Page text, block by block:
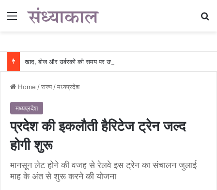
Menu
Home /राज्य /मध्यप्रदेश
मध्यप्रदेश
प्रदेश की इकलौती हैरिटेज ट्रेन जल्द
होगी शुरू
मानसून लेट होने की वजह से रेलवे इस ट्रेन का संचालन जुलाई
माह के अंत से शुरू करने की योजना